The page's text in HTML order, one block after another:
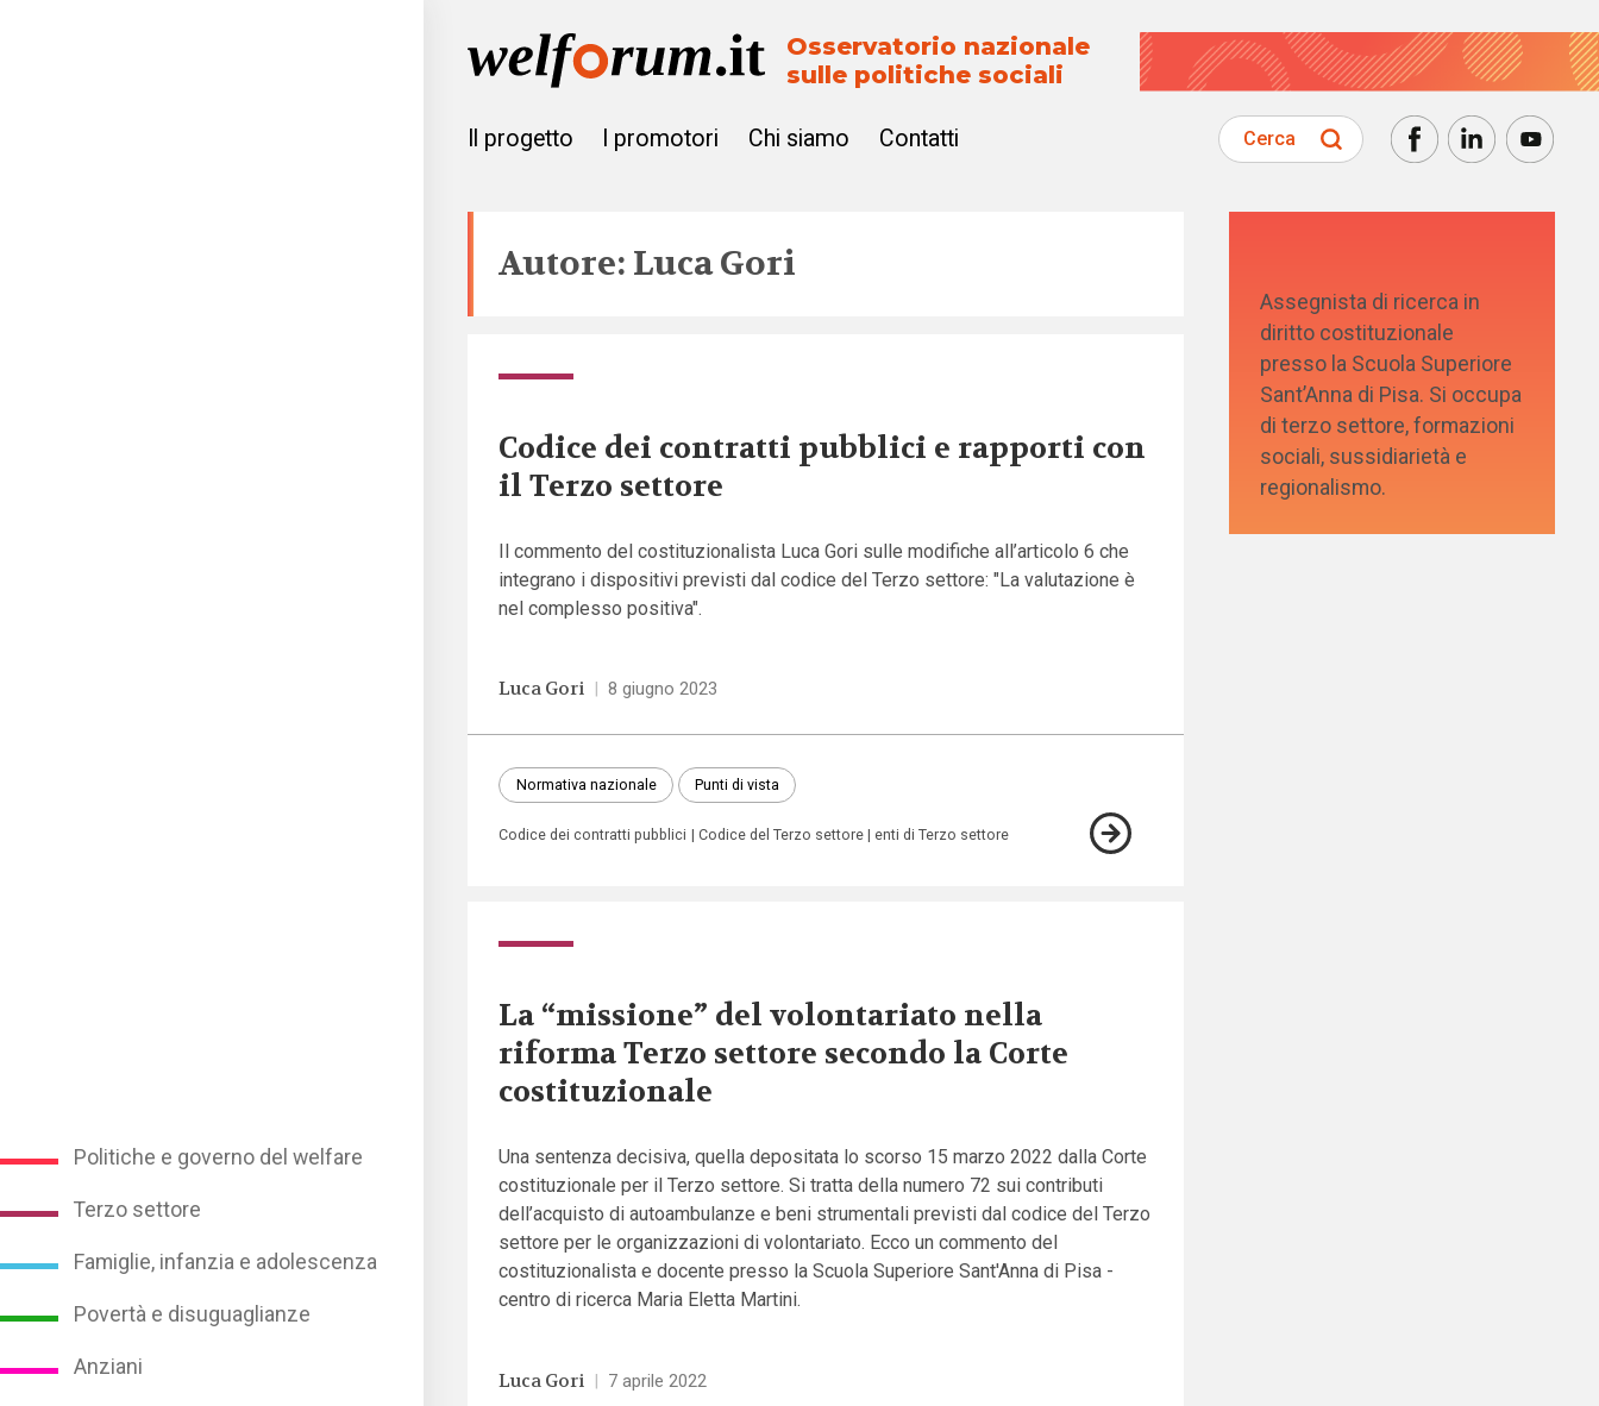
Politiche e governo del welfare
Terzo settore
Famiglie, infanzia e adolescenza
Povertà e disuguaglianze
Anziani
Osservatorio nazionale
sulle politiche sociali
Il progetto I promotori Chi siamo Contatti Cerca
Autore: Luca Gori
Codice dei contratti pubblici e rapporti con
il Terzo settore
Il commento del costituzionalista Luca Gori sulle modifiche all’articolo 6 che
integrano i dispositivi previsti dal codice del Terzo settore: "La valutazione è
nel complesso positiva".
Luca Gori | 8 giugno 2023
Normativa nazionale Punti di vista
Codice dei contratti pubblici Codice del Terzo settore enti di Terzo settore
La “missione” del volontariato nella
riforma Terzo settore secondo la Corte
costituzionale
Una sentenza decisiva, quella depositata lo scorso 15 marzo 2022 dalla Corte
costituzionale per il Terzo settore. Si tratta della numero 72 sui contributi
dell’acquisto di autoambulanze e beni strumentali previsti dal codice del Terzo
settore per le organizzazioni di volontariato. Ecco un commento del
costituzionalista e docente presso la Scuola Superiore Sant'Anna di Pisa -
centro di ricerca Maria Eletta Martini.
Luca Gori | 7 aprile 2022
Assegnista di ricerca in
diritto costituzionale
presso la Scuola Superiore
Sant’Anna di Pisa. Si occupa
di terzo settore, formazioni
sociali, sussidiarietà e
regionalismo.